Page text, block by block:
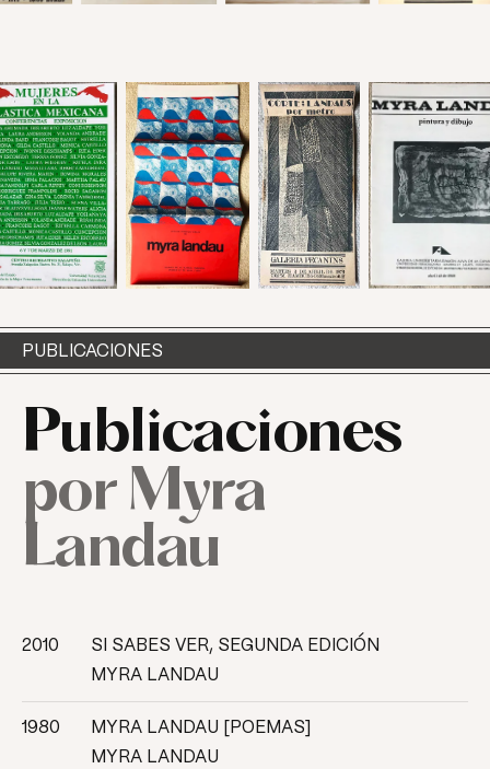
PUBLICACIONES
Publicaciones
por Myra
Landau
2010
SI SABES VER, SEGUNDA EDICIÓN
MYRA LANDAU
1980
MYRA LANDAU [POEMAS]
MYRA LANDAU